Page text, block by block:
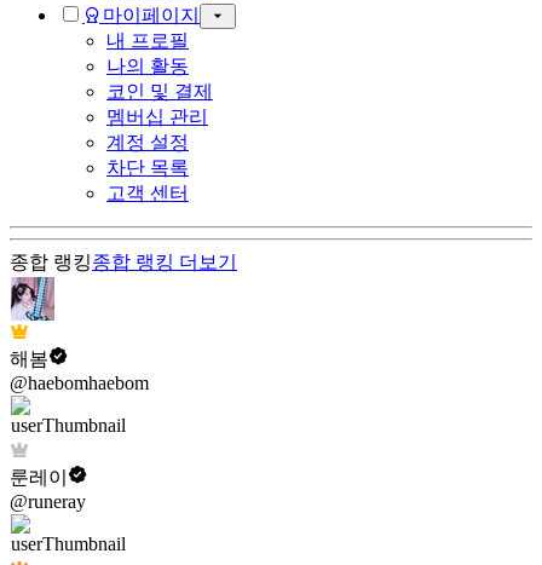
마이페이지
내 프로필
나의 활동
코인 및 결제
멤버십 관리
계정 설정
차단 목록
고객 센터
종합 랭킹종합 랭킹 더보기
해봄
@haebomhaebom
룬레이
@runeray